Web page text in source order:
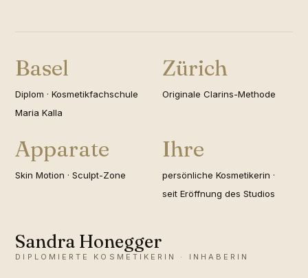
Basel
Diplom · Kosmetikfachschule
Maria Kalla
Zürich
Originale Clarins-Methode
Apparate
Skin Motion · Sculpt-Zone
Ihre
persönliche Kosmetikerin ·
seit Eröffnung des Studios
Sandra Honegger
DIPLOMIERTE KOSMETIKERIN · INHABERIN